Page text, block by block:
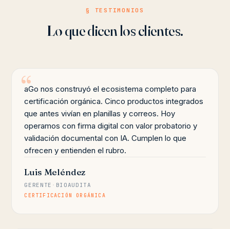
§ TESTIMONIOS
Lo que dicen los clientes.
aGo nos construyó el ecosistema completo para
certificación orgánica. Cinco productos integrados
que antes vivían en planillas y correos. Hoy
operamos con firma digital con valor probatorio y
validación documental con IA. Cumplen lo que
ofrecen y entienden el rubro.
Luis Meléndez
GERENTE · BIOAUDITA
CERTIFICACIÓN ORGÁNICA